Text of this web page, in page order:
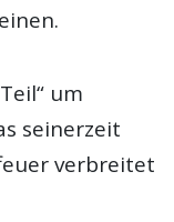
um
seinerzeit
verbreitet